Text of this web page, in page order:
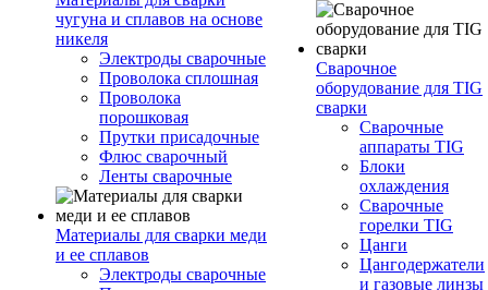
чугуна и сплавов на основе
никеля
Электроды сварочные
Проволока сплошная
Проволока
порошковая
Прутки присадочные
Флюс сварочный
Ленты сварочные
Материалы для сварки меди
и ее сплавов
Электроды сварочные
Сварочное
оборудование для TIG
сварки
Сварочные
аппараты TIG
Блоки
охлаждения
Сварочные
горелки TIG
Цанги
Цангодержатели
и газовые линзы